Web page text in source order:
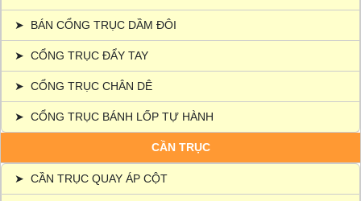
➤ BÁN CỔNG TRỤC DẦM ĐÔI
➤ CỔNG TRỤC ĐẨY TAY
➤ CỔNG TRỤC CHÂN DÊ
➤ CỔNG TRỤC BÁNH LỐP TỰ HÀNH
CẦN TRỤC
➤ CẦN TRỤC QUAY ÁP CỘT